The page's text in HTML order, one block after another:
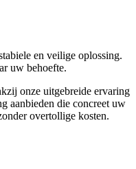
en veilige oplossing.
uw behoefte.
onze uitgebreide ervaring
aanbieden die concreet uw
overtollige kosten.